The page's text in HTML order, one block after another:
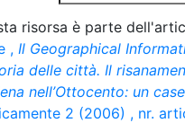
risorsa è parte
, Il Geographical
delle città. Il
nell’Ottocento: un
2 (2006) , nr.